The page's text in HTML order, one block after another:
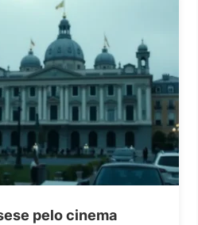
pelo cinema